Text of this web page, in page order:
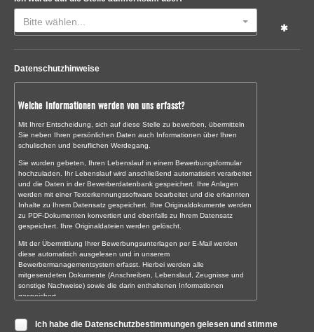
Bitte wählen...
Datenschutzhinweise
Welche Informationen werden von uns erfasst?
Mit Ihrer Entscheidung, sich auf diese Stelle zu bewerben, übermitteln
Sie neben Ihren persönlichen Daten auch Informationen über Ihren
schulischen und beruflichen Werdegang.
Sie wurden gebeten, Ihren Lebenslauf in einem Bewerbungsformular
hochzuladen. Ihr Lebenslauf wird anschließend automatisiert verarbeitet
und die Daten in der Bewerberdatenbank gespeichert. Ihre Anlagen
werden mit einer Texterkennungssoftware bearbeitet und die erkannten
Inhalte zu Ihrem Datensatz gespeichert. Ihre Originaldokumente werden
zu PDF-Dokumenten konvertiert und ebenfalls zu Ihrem Datensatz
gespeichert. Ihre Originaldateien werden gelöscht.
Mit der Übermittlung Ihrer Bewerbungsunterlagen per E-Mail werden
diese automatisch ausgelesen und in unserem
Bewerbermanagementsystem erfasst. Hierbei werden alle
mitgesendeten Dokumente (Anschreiben, Lebenslauf, Zeugnisse und
sonstige Nachweise) sowie die darin enthaltenen Informationen
gespeichert.
dem Postweg übermitteln, digitalisieren wir diese zunächst und erfassen
Ich habe die Datenschutzbestimmungen gelesen und stimme